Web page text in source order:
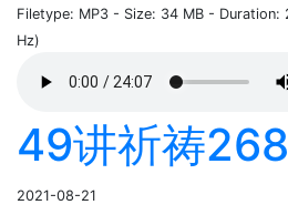
Filetype: MP3 - Size: 34 MB -
Hz)
49讲祈祷
2021-08-21